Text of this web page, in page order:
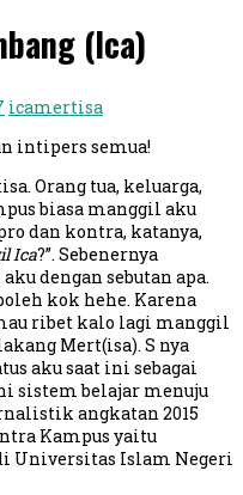
(Ica)
icamertisa
intipers semua!
Orang tua, keluarga,
biasa manggil aku
dan kontra, katanya,
Ica?”. Sebenernya
dengan sebutan apa.
kok hehe. Karena
ribet kalo lagi manggil
Mert(isa). S nya
aku saat ini sebagai
sistem belajar menuju
angkatan 2015
Kampus yaitu
Universitas Islam Negeri